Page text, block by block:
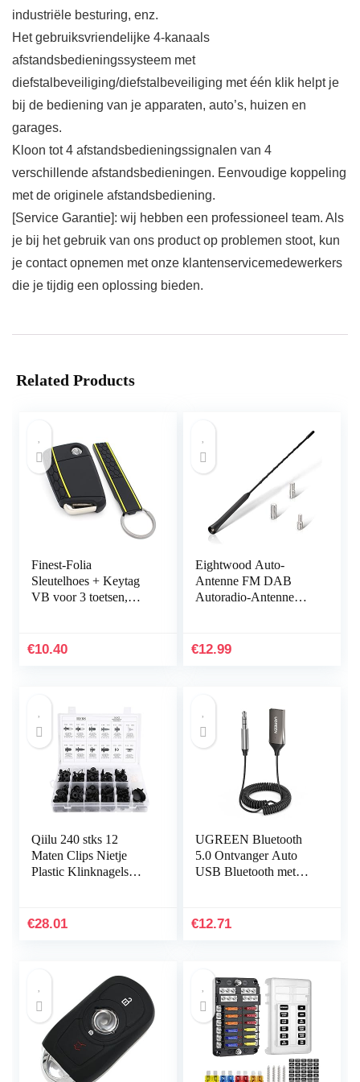
industriële besturing, enz.
Het gebruiksvriendelijke 4-kanaals
afstandsbedieningssysteem met
diefstalbeveiliging/diefstalbeveiliging met één klik helpt je
bij de bediening van je apparaten, auto’s, huizen en
garages.
Kloon tot 4 afstandsbedieningssignalen van 4
verschillende afstandsbedieningen. Eenvoudige koppeling
met de originele afstandsbediening.
[Service Garantie]: wij hebben een professioneel team. Als
je bij het gebruik van ons product op problemen stoot, kun
je contact opnemen met onze klantenservicemedewerkers
die je tijdig een oplossing bieden.
Related Products
Finest-Folia
Sleutelhoes + Keytag
VB voor 3 toetsen,
€10.40
Eightwood Auto-
Antenne FM DAB
Autoradio-Antenne
Antenne Staaf Auto-
€12.99
Qiilu 240 stks 12
Maten Clips Nietje
Plastic Klinknagels
Trim Clip Body…
€28.01
UGREEN Bluetooth
5.0 Ontvanger Auto
USB Bluetooth met
Ingebouwde
€12.71